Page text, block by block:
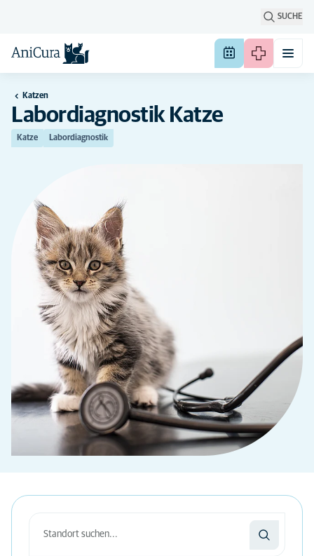
SUCHE
Katzen
Labordiagnostik Katze
Katze Labordiagnostik